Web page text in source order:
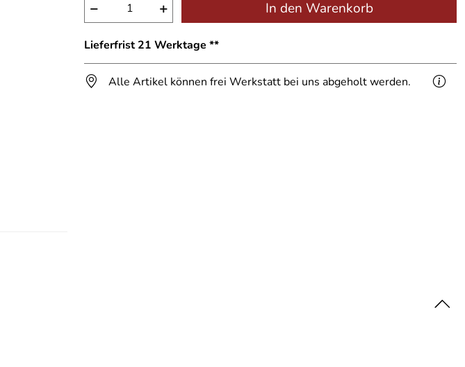
− + In den Warenkorb
Lieferfrist 21 Werktage **
Alle Artikel können frei Werkstatt bei uns abgeholt werden.